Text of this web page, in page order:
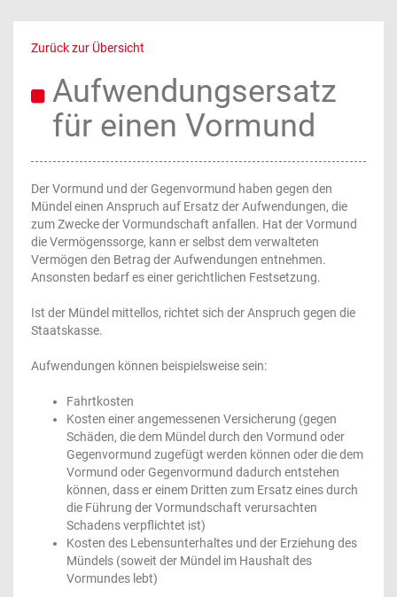
Zurück zur Übersicht
Aufwendungsersatz
für einen Vormund
Der Vormund und der Gegenvormund haben gegen den
Mündel einen Anspruch auf Ersatz der Aufwendungen, die
zum Zwecke der Vormundschaft anfallen. Hat der Vormund
die Vermögenssorge, kann er selbst dem verwalteten
Vermögen den Betrag der Aufwendungen entnehmen.
Ansonsten bedarf es einer gerichtlichen Festsetzung.
Ist der Mündel mittellos, richtet sich der Anspruch gegen die
Staatskasse.
Aufwendungen können beispielsweise sein:
Fahrtkosten
Kosten einer angemessenen Versicherung (gegen
Schäden, die dem Mündel durch den Vormund oder
Gegenvormund zugefügt werden können oder die dem
Vormund oder Gegenvormund dadurch entstehen
können, dass er einem Dritten zum Ersatz eines durch
die Führung der Vormundschaft verursachten
Schadens verpflichtet ist)
Kosten des Lebensunterhaltes und der Erziehung des
Mündels (soweit der Mündel im Haushalt des
Vormundes lebt)